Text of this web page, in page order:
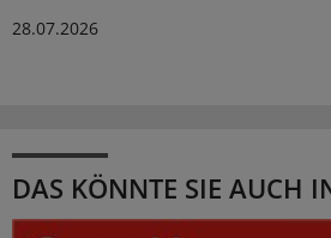
28.07.2026
DAS KÖNNTE SIE AUCH